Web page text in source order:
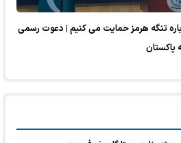
تنگه هرمز حمایت می کنیم | دعوت رسمی
پاکستان